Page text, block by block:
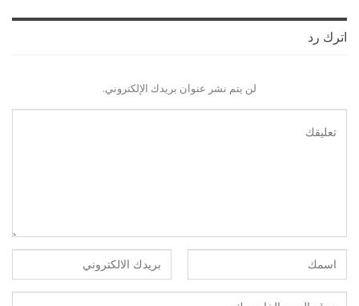
اترك رد
لن يتم نشر عنوان بريدك الإلكتروني.